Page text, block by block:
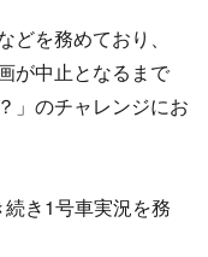
を務めており、
が中止となるまで
」のチャレンジにお
き1号車実況を務